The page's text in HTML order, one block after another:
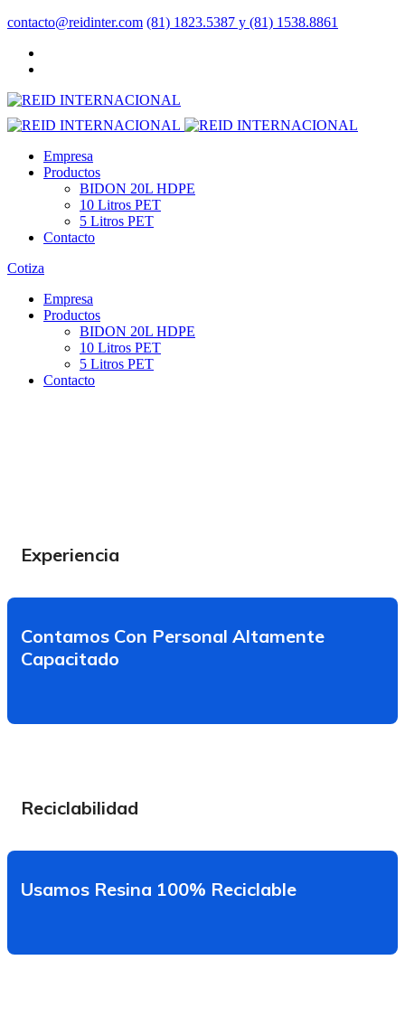
casino sitelerideneme bonusumarsbahisNeospin Casinojojobet
contacto@reidinter.com (81) 1823.5387 y (81) 1538.8861
Empresa
Productos
BIDON 20L HDPE
10 Litros PET
5 Litros PET
Contacto
Cotiza
Empresa
Productos
BIDON 20L HDPE
10 Litros PET
5 Litros PET
Contacto
Experiencia
Contamos Con Personal Altamente
Capacitado
Reciclabilidad
Usamos Resina 100% Reciclable